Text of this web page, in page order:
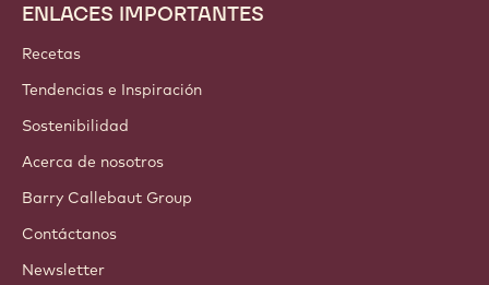
Footer
Callebaut
ENLACES IMPORTANTES
Recetas
Tendencias e Inspiración
Sostenibilidad
Acerca de nosotros
Barry Callebaut Group
Contáctanos
Newsletter